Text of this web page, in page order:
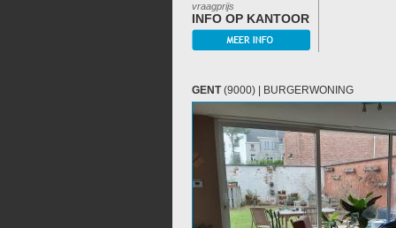
vraagprijs
INFO OP KANTOOR
GENT(9000) | BURGERWONING